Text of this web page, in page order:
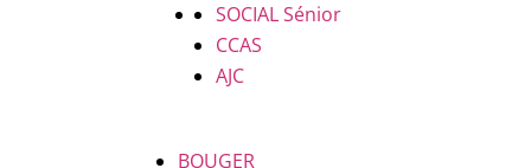
SOCIAL Sénior
CCAS
AJC
BOUGER